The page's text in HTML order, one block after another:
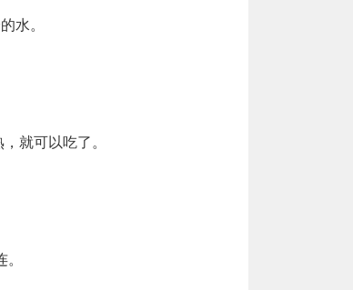
水。
就可以吃了。